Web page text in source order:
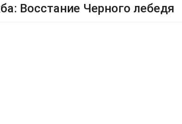
Восстание Черного лебедя